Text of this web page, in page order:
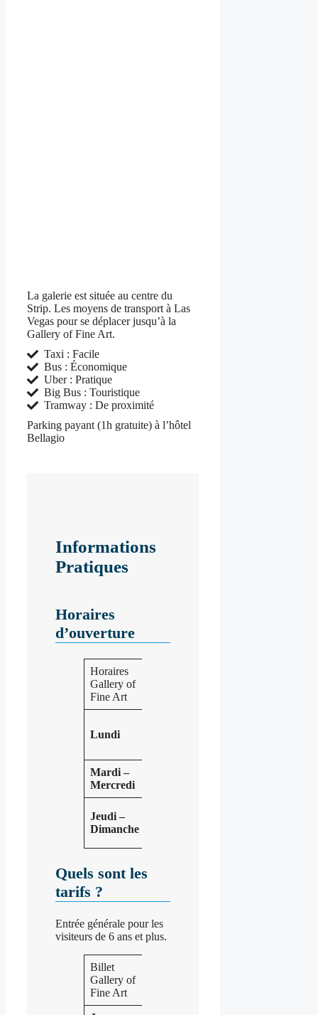
La galerie est située au centre du
Strip. Les moyens de transport à Las
Vegas pour se déplacer jusqu’à la
Gallery of Fine Art.
Taxi : Facile
Bus : Économique
Uber : Pratique
Big Bus : Touristique
Tramway : De proximité
Parking payant (1h gratuite) à l’hôtel
Bellagio
Informations
Pratiques
Horaires
d’ouverture
Horaires
Gallery of
Fine Art
Lundi
Mardi –
Mercredi
Jeudi –
Dimanche
Quels sont les
tarifs ?
Entrée générale pour les
visiteurs de 6 ans et plus.
Billet
Gallery of
Fine Art